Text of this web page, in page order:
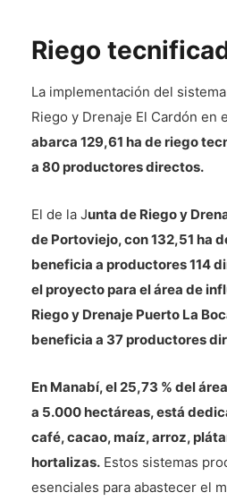
Riego
La implementación del
Riego y Drenaje El Cardón en
abarca 129,61 ha de riego
a 80 productores directos.
El de la Junta de Riego y
de Portoviejo, con 132,51 ha
beneficia a productores 114
el proyecto para el área de
Riego y Drenaje Puerto La
beneficia a 37 productores
En Manabí, el 25,73 % del
a 5.000 hectáreas, está
café, cacao, maíz, arroz,
hortalizas. Estos sistemas
esenciales para abastecer el